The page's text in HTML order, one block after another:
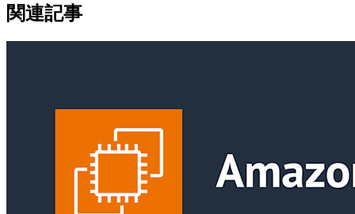
関連記事